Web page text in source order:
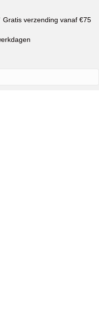
Gratis verzending vanaf €75